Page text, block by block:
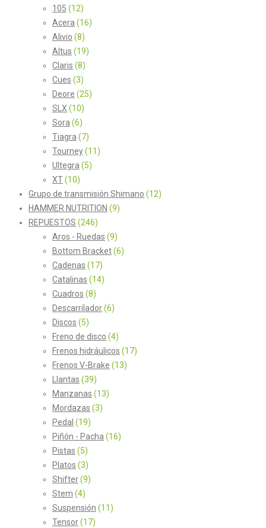
105 (12)
Acera (16)
Alivio (8)
Altus (19)
Claris (8)
Cues (3)
Deore (25)
SLX (10)
Sora (6)
Tiagra (7)
Tourney(11)
Ultegra (5)
XT(10)
Grupo de transmisión Shimano (12)
HAMMER NUTRITION (9)
REPUESTOS (246)
Aros - Ruedas (9)
Bottom Bracket(6)
Cadenas (17)
Catalinas (14)
Cuadros (8)
Descarrilador(6)
Discos (5)
Freno de disco (4)
Frenos hidráulicos (17)
Frenos V-Brake (13)
Llantas (39)
Manzanas (13)
Mordazas (3)
Pedal (19)
Piñón - Pacha (16)
Pistas (5)
Platos (3)
Shifter(9)
Stem (4)
Suspensión (11)
Tensor(17)